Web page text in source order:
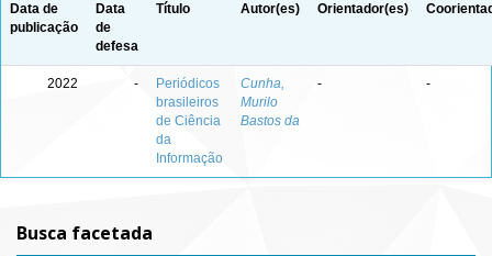
Data de
publicação
Data
de
defesa
Título Autor(es) Orientador(es)
2022 -
Periódicos
brasileiros
de Ciência
da
Informação
Cunha,
Murilo
Bastos da
- -
Busca facetada